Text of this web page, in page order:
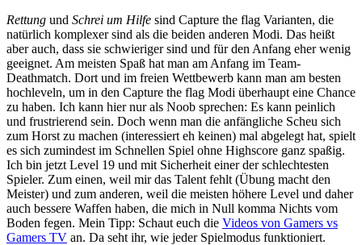
Rettung und Schrei um Hilfe sind Capture the flag Varianten, die
natürlich komplexer sind als die beiden anderen Modi. Das heißt
aber auch, dass sie schwieriger sind und für den Anfang eher wenig
geeignet. Am meisten Spaß hat man am Anfang im Team-
Deathmatch. Dort und im freien Wettbewerb kann man am besten
hochleveln, um in den Capture the flag Modi überhaupt eine Chance
zu haben. Ich kann hier nur als Noob sprechen: Es kann peinlich
und frustrierend sein. Doch wenn man die anfängliche Scheu sich
zum Horst zu machen (interessiert eh keinen) mal abgelegt hat, spielt
es sich zumindest im Schnellen Spiel ohne Highscore ganz spaßig.
Ich bin jetzt Level 19 und mit Sicherheit einer der schlechtesten
Spieler. Zum einen, weil mir das Talent fehlt (Übung macht den
Meister) und zum anderen, weil die meisten höhere Level und daher
auch bessere Waffen haben, die mich in Null komma Nichts vom
Boden fegen. Mein Tipp: Schaut euch die Videos von Gamers vs
Gamers TV an. Da seht ihr, wie jeder Spielmodus funktioniert.